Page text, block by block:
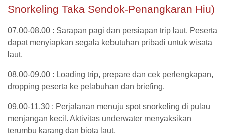
Snorkeling Taka Sendok-Penangkaran Hiu)
07.00-08.00 : Sarapan pagi dan persiapan trip laut. Peserta
dapat menyiapkan segala kebutuhan pribadi untuk wisata
laut.
08.00-09.00 : Loading trip, prepare dan cek perlengkapan,
dropping peserta ke pelabuhan dan briefing.
09.00-11.30 : Perjalanan menuju spot snorkeling di pulau
menjangan kecil. Aktivitas underwater menyaksikan
terumbu karang dan biota laut.